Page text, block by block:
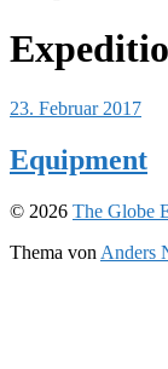
23. Februar 2017
Equipment
© 2026 The Globe
Thema von Anders